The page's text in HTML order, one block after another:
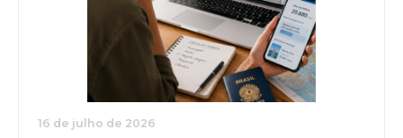
16 de julho de 2026